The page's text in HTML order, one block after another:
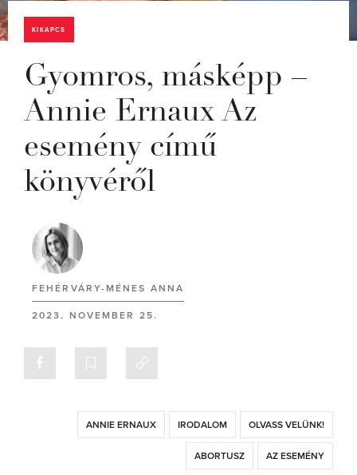
KIKAPCS
Gyomros, másképp –
Annie Ernaux Az
esemény című
könyvéről
FEHÉRVÁRY-MÉNES ANNA
2023. NOVEMBER 25.
ANNIE ERNAUX IRODALOM OLVASS VELÜNK!
ABORTUSZ AZ ESEMÉNY